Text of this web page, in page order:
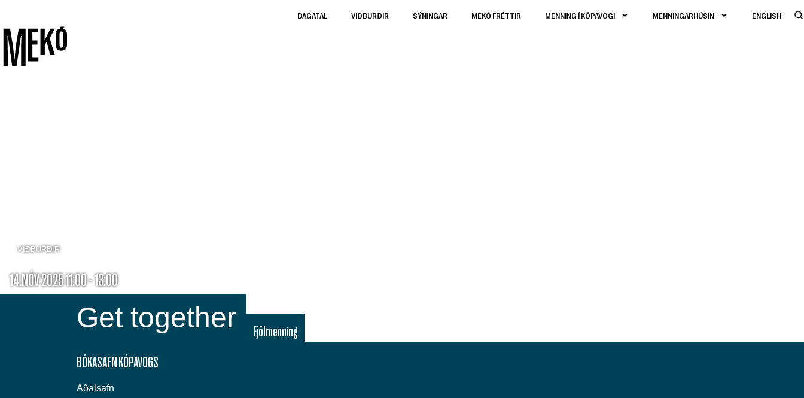
DAGATAL VIÐBURÐIR SÝNINGAR MEKÓ FRÉTTIR MENNING Í KÓPAVOGI MENNINGARHÚSIN ENGLISH
VIÐBURÐIR
14.NÓV 2025 11:00 - 13:00
Get together Fjölmenning
BÓKASAFN KÓPAVOGS
Aðalsafn